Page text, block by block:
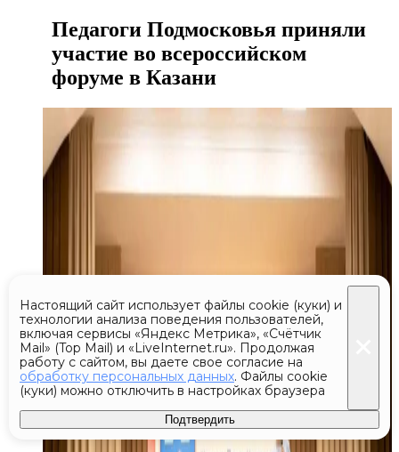
Педагоги Подмосковья приняли
участие во всероссийском
форуме в Казани
Настоящий сайт использует файлы cookie (куки) и
технологии анализа поведения пользователей,
включая сервисы «Яндекс Метрика», «Счётчик
Mail» (Top Mail) и «LiveInternet.ru». Продолжая
работу с сайтом, вы даете свое согласие на
обработку персональных данных. Файлы cookie
(куки) можно отключить в настройках браузера
Подтвердить